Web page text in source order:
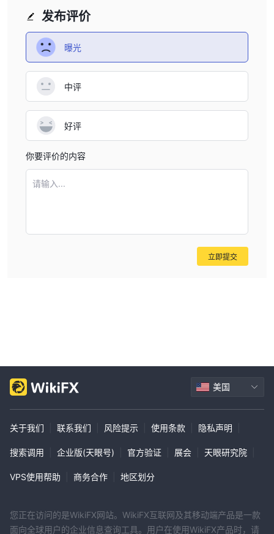
发布评价
曝光
中评
好评
你要评价的内容
请输入...
立即提交
美国
关于我们 联系我们 风险提示 使用条款 隐私声明
搜索调用 企业版(天眼号) 官方验证 展会 天眼研究院
VPS使用帮助 商务合作 地区划分
您正在访问的是WikiFX网站。WikiFX互联网及其移动端产品是一款
面向全球用户的企业信息查询工具。用户在使用WikiFX产品时，请